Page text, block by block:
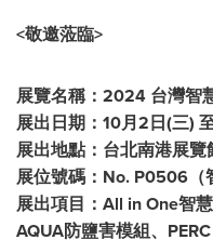
<敬邀蒞臨>
展覽名稱： 2024 台灣智
展出日期：10月2日(三)
展出地點：台北南港展覽
展位號碼：No. P0506（
展出項目：All in One智
AQUA防鹽害模組、